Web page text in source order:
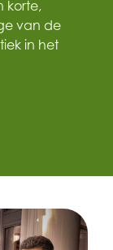
korte,
van de
in het